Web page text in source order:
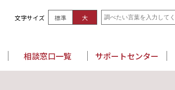
文字サイズ 標準 大
相談窓口一覧 サポートセンター